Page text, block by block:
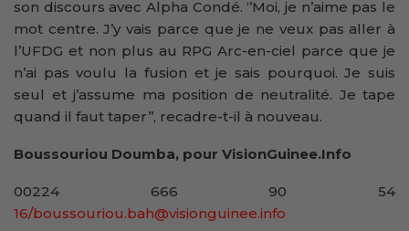
son discours avec Alpha Condé. ‘’Moi, je n’aime pas le
mot centre. J’y vais parce que je ne veux pas aller à
l’UFDG et non plus au RPG Arc-en-ciel parce que je
n’ai pas voulu la fusion et je sais pourquoi. Je suis
seul et j’assume ma position de neutralité. Je tape
quand il faut taper’’, recadre-t-il à nouveau.
Boussouriou Doumba, pour VisionGuinee.Info
00224 666 90 54
16/boussouriou.bah@visionguinee.info